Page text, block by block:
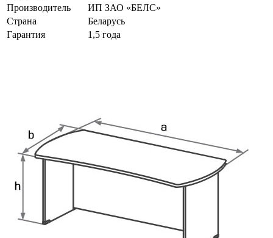
Производитель
ИП ЗАО «БЕЛС»
Страна
Беларусь
Гарантия
1,5 года